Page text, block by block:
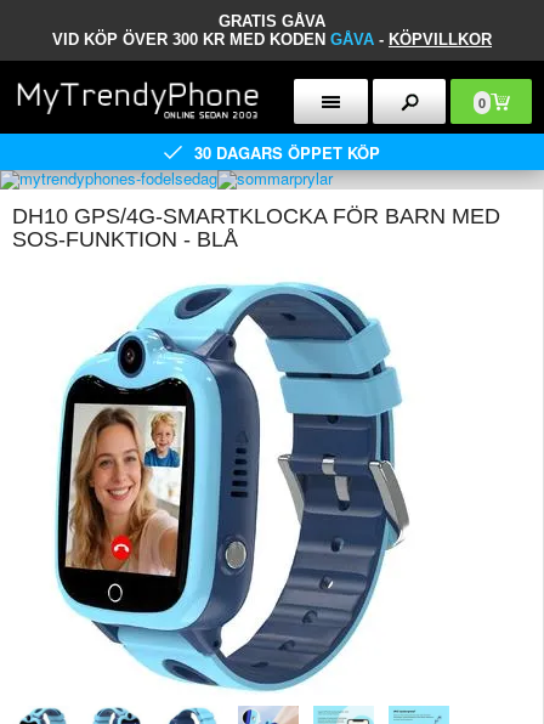
GRATIS GÅVA
VID KÖP ÖVER 300 KR MED KODEN GÅVA - KÖPVILLKOR
0
30 DAGARS ÖPPET KÖP
DH10 GPS/4G-SMARTKLOCKA FÖR BARN MED
SOS-FUNKTION - BLÅ